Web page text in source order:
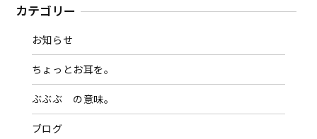
カテゴリー
お知らせ
ちょっとお耳を。
ぶぶぶ の意味。
ブログ